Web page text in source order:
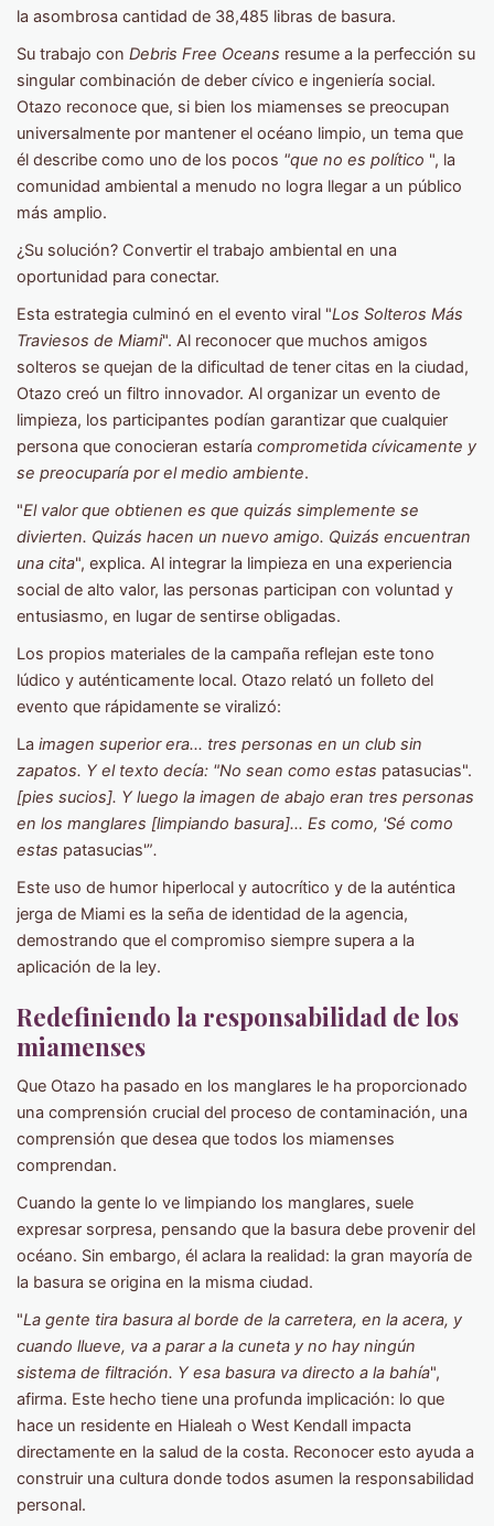
la asombrosa cantidad de 38,485 libras de basura.
Su trabajo con Debris Free Oceans resume a la perfección su
singular combinación de deber cívico e ingeniería social.
Otazo reconoce que, si bien los miamenses se preocupan
universalmente por mantener el océano limpio, un tema que
él describe como uno de los pocos "que no es político ", la
comunidad ambiental a menudo no logra llegar a un público
más amplio.
¿Su solución? Convertir el trabajo ambiental en una
oportunidad para conectar.
Esta estrategia culminó en el evento viral "Los Solteros Más
Traviesos de Miami". Al reconocer que muchos amigos
solteros se quejan de la dificultad de tener citas en la ciudad,
Otazo creó un filtro innovador. Al organizar un evento de
limpieza, los participantes podían garantizar que cualquier
persona que conocieran estaría comprometida cívicamente y
se preocuparía por el medio ambiente.
"El valor que obtienen es que quizás simplemente se
divierten. Quizás hacen un nuevo amigo. Quizás encuentran
una cita", explica. Al integrar la limpieza en una experiencia
social de alto valor, las personas participan con voluntad y
entusiasmo, en lugar de sentirse obligadas.
Los propios materiales de la campaña reflejan este tono
lúdico y auténticamente local. Otazo relató un folleto del
evento que rápidamente se viralizó:
La imagen superior era... tres personas en un club sin
zapatos. Y el texto decía: "No sean como estas patasucias".
[pies sucios]. Y luego la imagen de abajo eran tres personas
en los manglares [limpiando basura]... Es como, 'Sé como
estas patasucias'”.
Este uso de humor hiperlocal y autocrítico y de la auténtica
jerga de Miami es la seña de identidad de la agencia,
demostrando que el compromiso siempre supera a la
aplicación de la ley.
Redefiniendo la responsabilidad de los
miamenses
Que Otazo ha pasado en los manglares le ha proporcionado
una comprensión crucial del proceso de contaminación, una
comprensión que desea que todos los miamenses
comprendan.
Cuando la gente lo ve limpiando los manglares, suele
expresar sorpresa, pensando que la basura debe provenir del
océano. Sin embargo, él aclara la realidad: la gran mayoría de
la basura se origina en la misma ciudad.
"La gente tira basura al borde de la carretera, en la acera, y
cuando llueve, va a parar a la cuneta y no hay ningún
sistema de filtración. Y esa basura va directo a la bahía",
afirma. Este hecho tiene una profunda implicación: lo que
hace un residente en Hialeah o West Kendall impacta
directamente en la salud de la costa. Reconocer esto ayuda a
construir una cultura donde todos asumen la responsabilidad
personal.